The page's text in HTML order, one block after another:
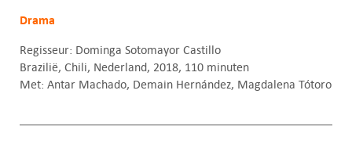
Drama
Regisseur: Dominga Sotomayor Castillo
Brazilië, Chili, Nederland, 2018, 110 minuten
Met: Antar Machado, Demain Hernández, Magdalena Tótoro